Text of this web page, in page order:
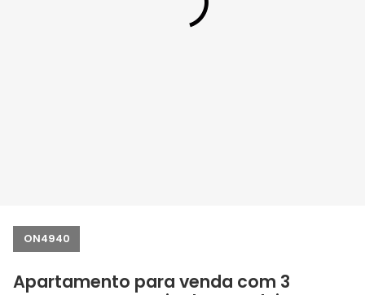
ON4940
Apartamento para venda com 3